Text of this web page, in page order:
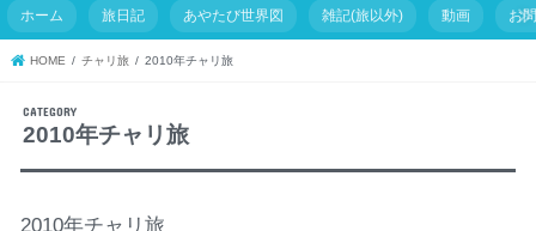
ホーム 旅日記 あやたび世界図 雑記(旅以外) 動画 お
HOME チャリ旅 2010年チャリ旅
2010年チャリ旅
2010年チャリ旅